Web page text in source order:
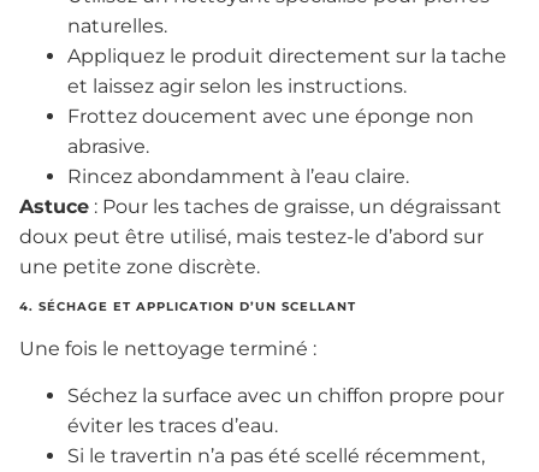
naturelles.
Appliquez le produit directement sur la tache
et laissez agir selon les instructions.
Frottez doucement avec une éponge non
abrasive.
Rincez abondamment à l’eau claire.
Astuce : Pour les taches de graisse, un dégraissant
doux peut être utilisé, mais testez-le d’abord sur
une petite zone discrète.
4. SÉCHAGE ET APPLICATION D’UN SCELLANT
Une fois le nettoyage terminé :
Séchez la surface avec un chiffon propre pour
éviter les traces d’eau.
Si le travertin n’a pas été scellé récemment,